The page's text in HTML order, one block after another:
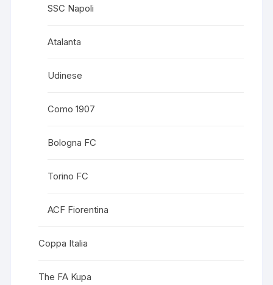
SSC Napoli
Atalanta
Udinese
Como 1907
Bologna FC
Torino FC
ACF Fiorentina
Coppa Italia
The FA Kupa